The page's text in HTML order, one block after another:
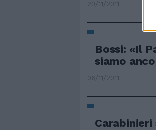
20/11/2011
Bossi: «Il
siamo
06/11/2011